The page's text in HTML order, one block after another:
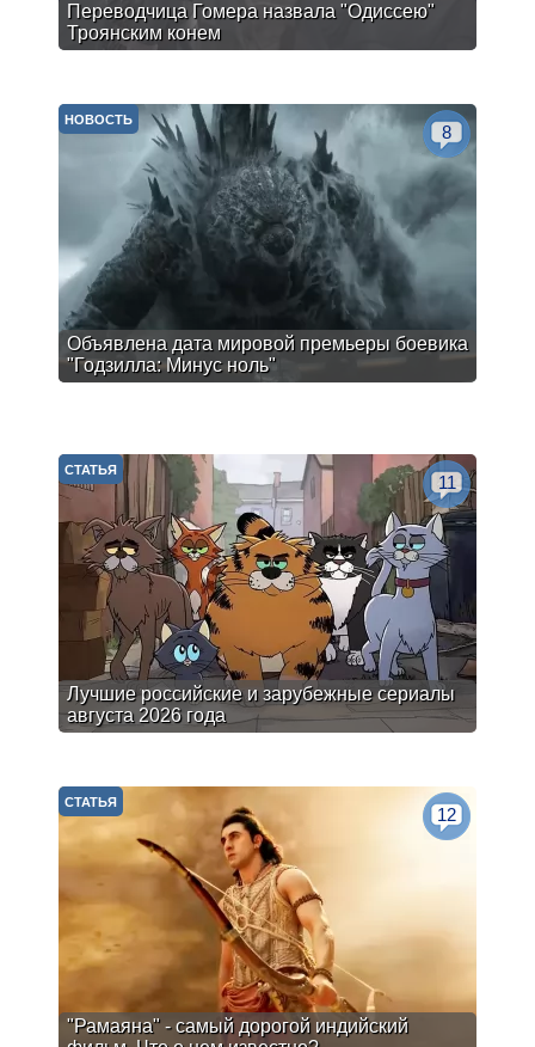
Переводчица Гомера назвала "Одиссею"
Троянским конем
Объявлена дата мировой премьеры боевика
"Годзилла: Минус ноль"
НОВОСТЬ
8
Лучшие российские и зарубежные сериалы
августа 2026 года
СТАТЬЯ
11
"Рамаяна" - самый дорогой индийский
СТАТЬЯ
12